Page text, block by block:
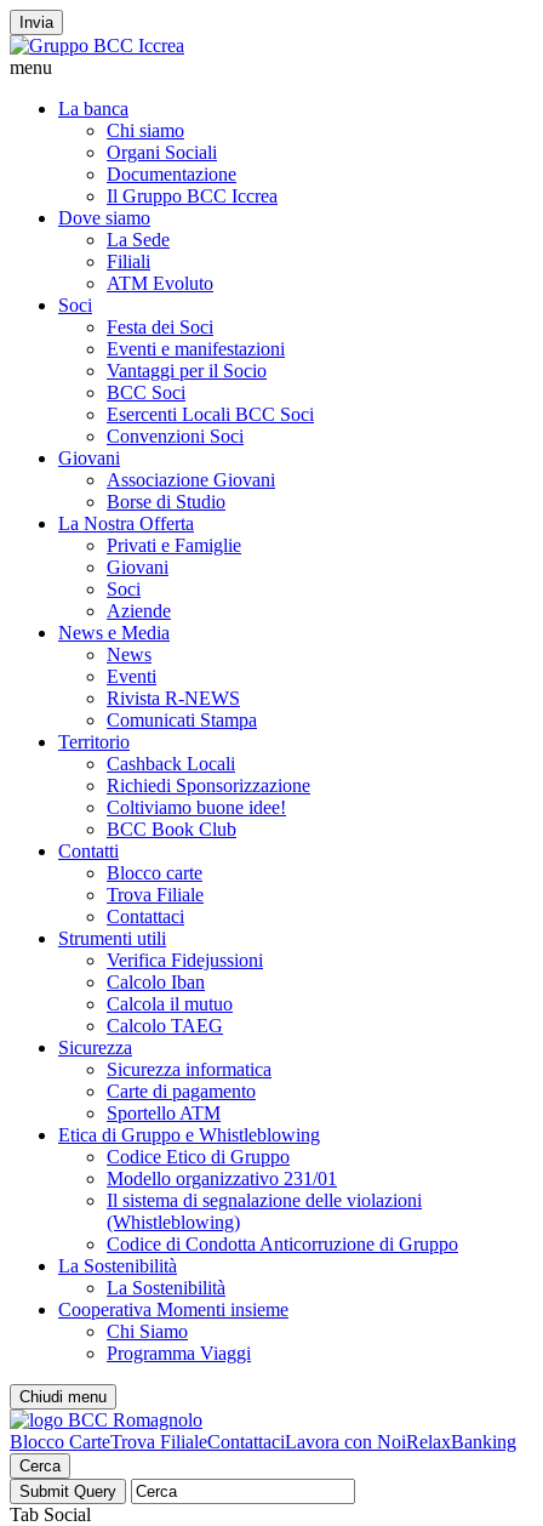
Invia
menu
La banca
Chi siamo
Organi Sociali
Documentazione
Il Gruppo BCC Iccrea
Dove siamo
La Sede
Filiali
ATM Evoluto
Soci
Festa dei Soci
Eventi e manifestazioni
Vantaggi per il Socio
BCC Soci
Esercenti Locali BCC Soci
Convenzioni Soci
Giovani
Associazione Giovani
Borse di Studio
La Nostra Offerta
Privati e Famiglie
Giovani
Soci
Aziende
News e Media
News
Eventi
Rivista R-NEWS
Comunicati Stampa
Territorio
Cashback Locali
Richiedi Sponsorizzazione
Coltiviamo buone idee!
BCC Book Club
Contatti
Blocco carte
Trova Filiale
Contattaci
Strumenti utili
Verifica Fidejussioni
Calcolo Iban
Calcola il mutuo
Calcolo TAEG
Sicurezza
Sicurezza informatica
Carte di pagamento
Sportello ATM
Etica di Gruppo e Whistleblowing
Codice Etico di Gruppo
Modello organizzativo 231/01
Il sistema di segnalazione delle violazioni
(Whistleblowing)
Codice di Condotta Anticorruzione di Gruppo
La Sostenibilità
La Sostenibilità
Cooperativa Momenti insieme
Chi Siamo
Programma Viaggi
Chiudi menu
Blocco CarteTrova FilialeContattaciLavora con NoiRelaxBanking
Cerca
Tab Social